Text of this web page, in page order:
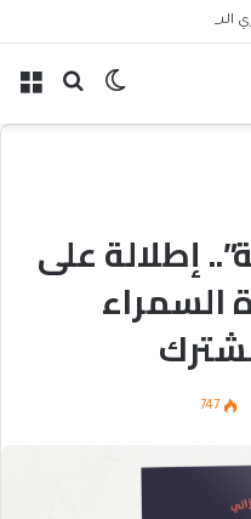
بحث الوضع
إطلالة على
السمراء
747